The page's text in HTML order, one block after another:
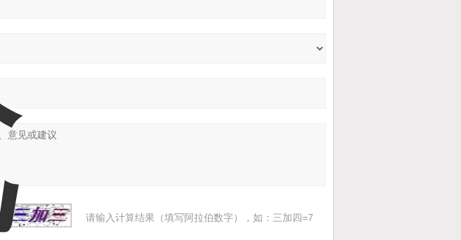
请输入计算结果（填写阿拉伯数字），如：三加四=7